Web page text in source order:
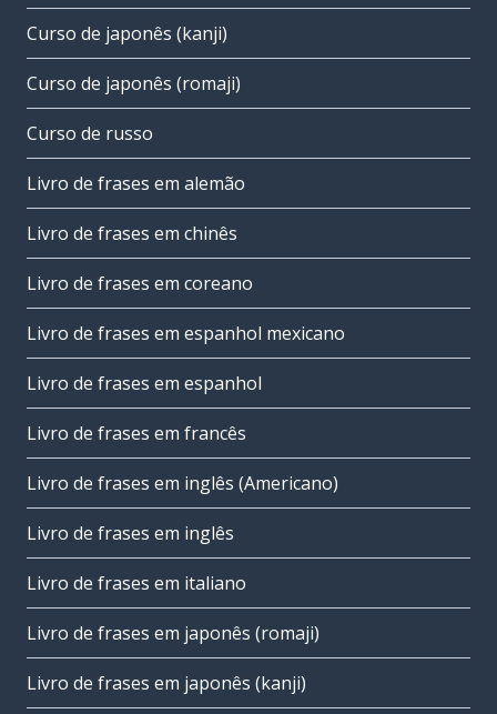
Curso de japonês (kanji)
Curso de japonês (romaji)
Curso de russo
Livro de frases em alemão
Livro de frases em chinês
Livro de frases em coreano
Livro de frases em espanhol mexicano
Livro de frases em espanhol
Livro de frases em francês
Livro de frases em inglês (Americano)
Livro de frases em inglês
Livro de frases em italiano
Livro de frases em japonês (romaji)
Livro de frases em japonês (kanji)